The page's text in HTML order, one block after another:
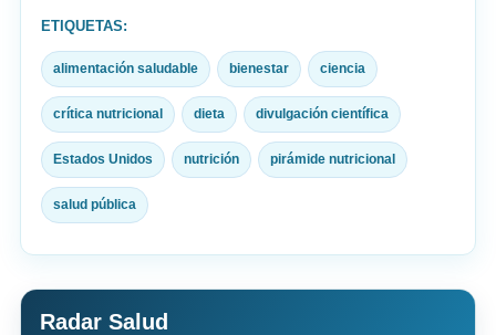
ETIQUETAS:
alimentación saludable bienestar ciencia
crítica nutricional dieta divulgación científica
Estados Unidos nutrición pirámide nutricional
salud pública
Radar Salud